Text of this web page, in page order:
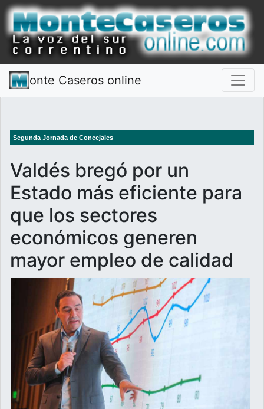
onte Caseros online
Segunda Jornada de Concejales
Valdés bregó por un
Estado más eficiente para
que los sectores
económicos generen
mayor empleo de calidad